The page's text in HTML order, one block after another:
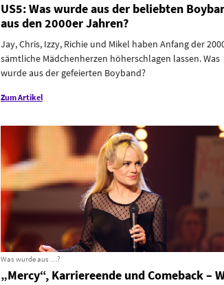
US5: Was wurde aus der beliebten
aus den 2000er Jahren?
Jay, Chris, Izzy, Richie und Mikel haben Anfang der
sämtliche Mädchenherzen höherschlagen lassen. Was
wurde aus der gefeierten Boyband?
Zum Artikel
Was wurde aus …?
„Mercy“, Karriereende und Comeback –